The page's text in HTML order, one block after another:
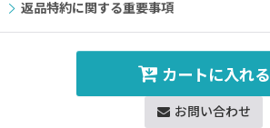
返品特約に関する重要事項
カートに入れる
お問い合わせ